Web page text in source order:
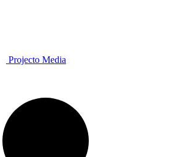
Projecto Media